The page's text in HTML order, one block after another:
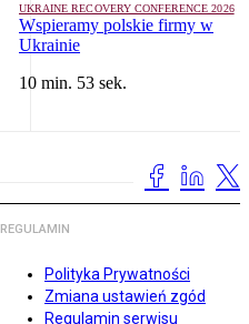
UKRAINE RECOVERY CONFERENCE 2026
Wspieramy polskie firmy w
Ukrainie
10 min. 53 sek.
REGULAMIN
Polityka Prywatności
Zmiana ustawień zgód
Regulamin serwisu